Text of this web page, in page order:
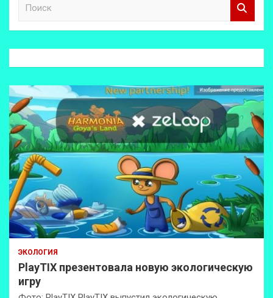
к
ЭКОЛОГИЯ
PlayTIX презентовала новую экологическую
игру